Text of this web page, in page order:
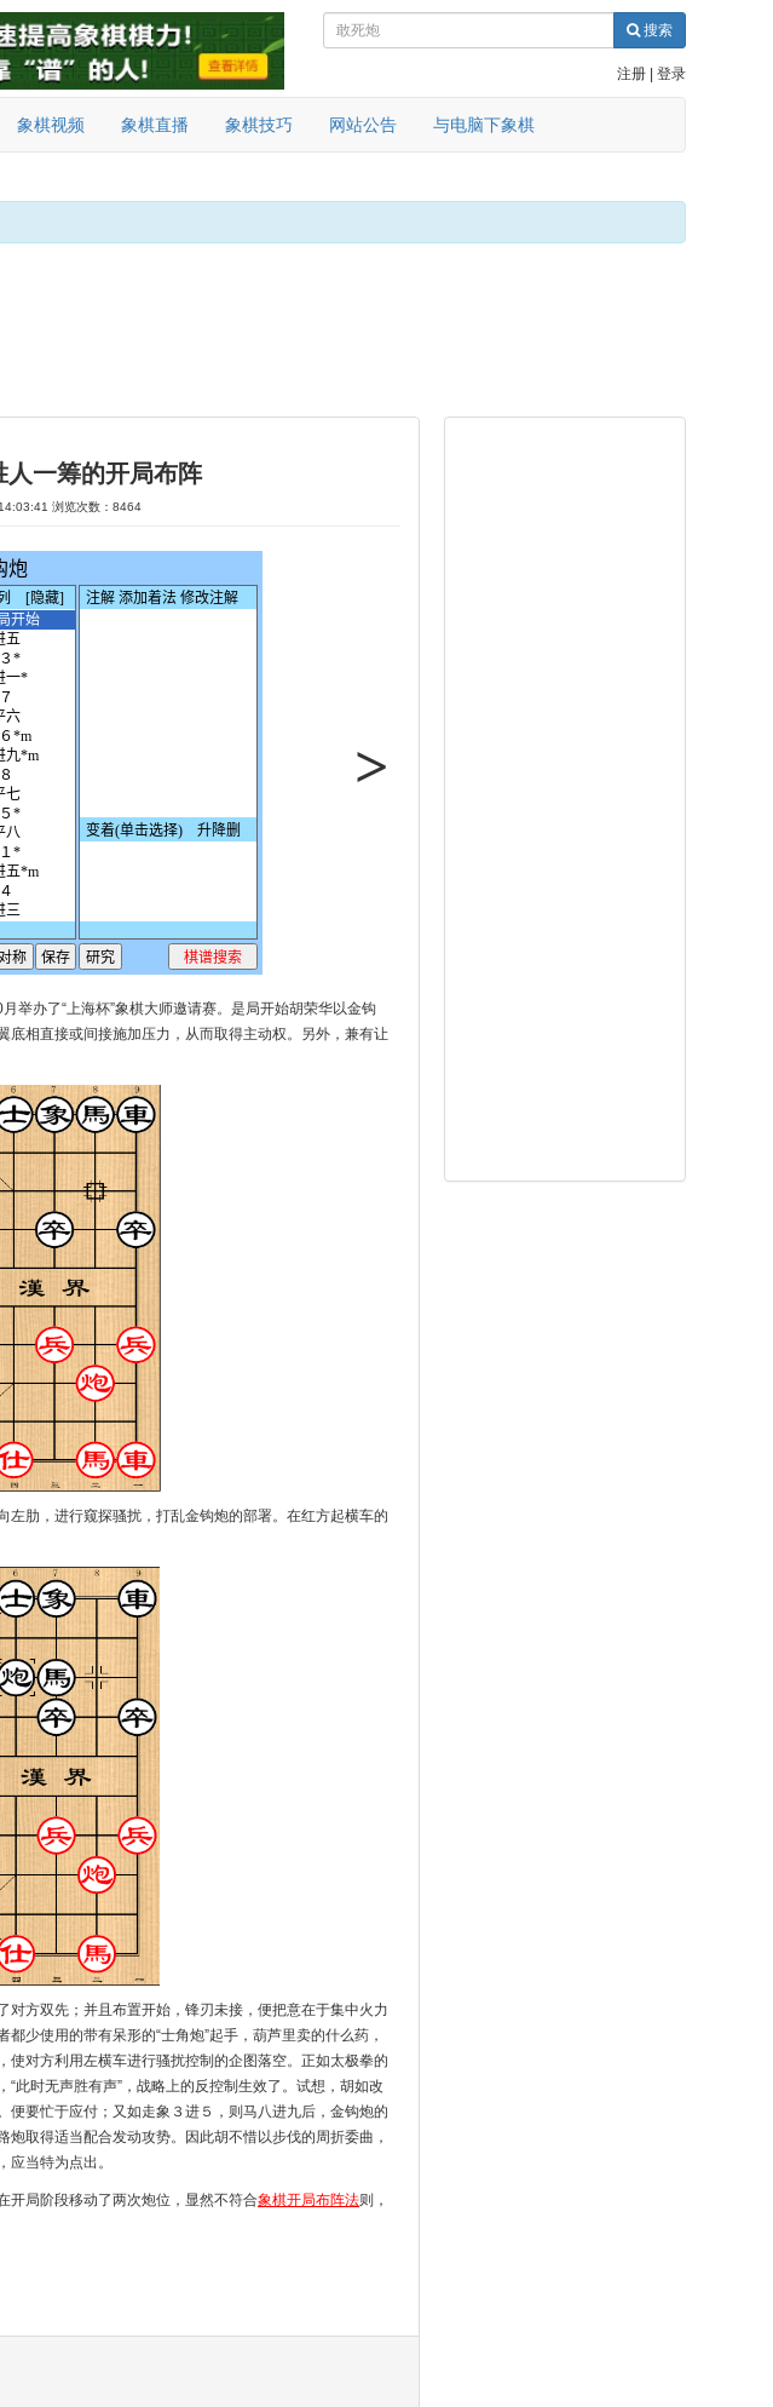
搜索
注册 登录
象棋视频 象棋直播 象棋技巧 网站公告 与电脑下象棋
一筹的开局布阵
浏览次数：8464
举办了“上海杯”象棋大师邀请赛。是局开始胡荣华以金钩
相直接或间接施加压力，从而取得主动权。另外，兼有让
肋，进行窥探骚扰，打乱金钩炮的部署。在红方起横车的
方双先；并且布置开始，锋刃未接，便把意在于集中火力
少使用的带有呆形的“士角炮”起手，葫芦里卖的什么药，
对方利用左横车进行骚扰控制的企图落空。正如太极拳的
此时无声胜有声”，战略上的反控制生效了。试想，胡如改
要忙于应付；又如走象３进５，则马八进九后，金钩炮的
取得适当配合发动攻势。因此胡不惜以步伐的周折委曲，
当特为点出。
开局阶段移动了两次炮位，显然不符合象棋开局布阵法则，
>